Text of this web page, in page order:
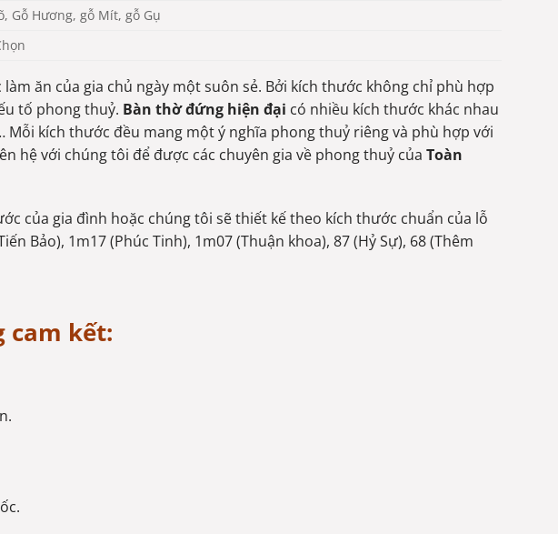
Gỗ Hương, gỗ Mít, gỗ Gụ
ăn của gia chủ ngày một suôn sẻ. Bởi kích thước không chỉ phù hợp
tố phong thuỷ. Bàn thờ đứng hiện đại có nhiều kích thước khác nhau
Mỗi kích thước đều mang một ý nghĩa phong thuỷ riêng và phù hợp với
hệ với chúng tôi để được các chuyên gia về phong thuỷ của Toàn
của gia đình hoặc chúng tôi sẽ thiết kế theo kích thước chuẩn của lỗ
Bảo), 1m17 (Phúc Tinh), 1m07 (Thuận khoa), 87 (Hỷ Sự), 68 (Thêm
cam kết: